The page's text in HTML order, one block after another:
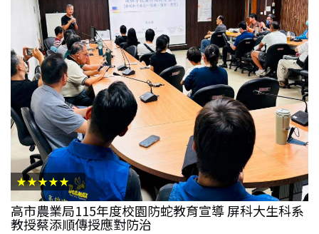
★★★★★
高市農業局115年度校園防蛇教育宣導 屏科大生科系
教授蔡添順傳授應對防治